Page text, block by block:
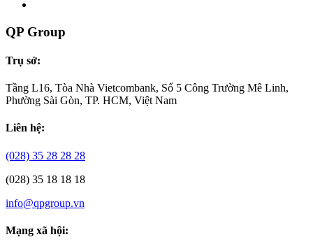
QP Group
Trụ sở:
Tầng L16, Tòa Nhà Vietcombank, Số 5 Công Trường Mê Linh,
Phường Sài Gòn, TP. HCM, Việt Nam
Liên hệ:
(028) 35 28 28 28
(028) 35 18 18 18
info@qpgroup.vn
Mạng xã hội: